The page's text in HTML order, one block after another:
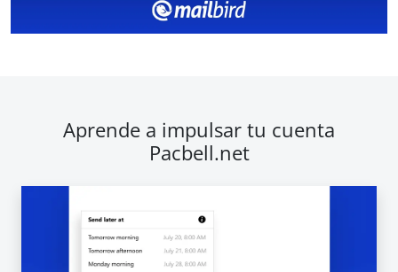
Aprende a impulsar tu cuenta
Pacbell.net